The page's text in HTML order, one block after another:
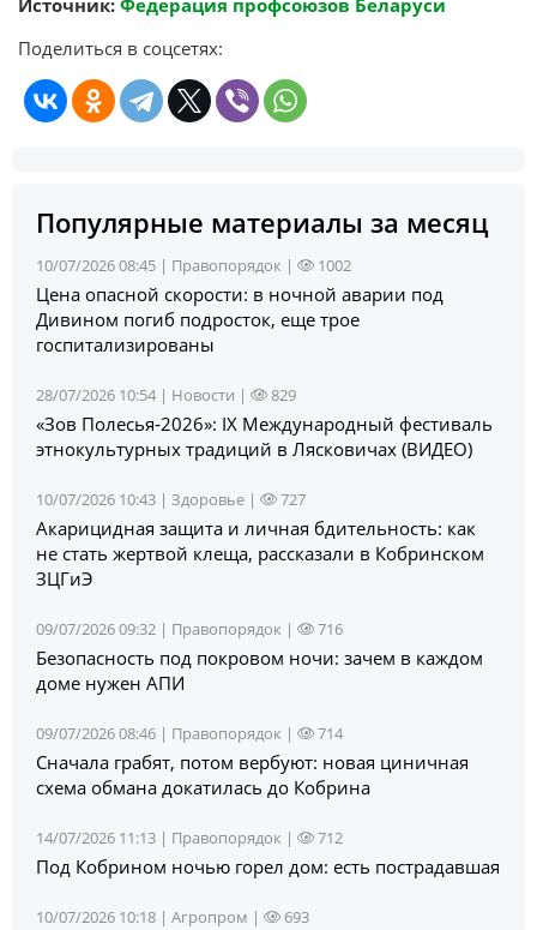
Источник: Федерация профсоюзов Беларуси
Поделиться в соцсетях:
Популярные материалы за месяц
10/07/2026 08:45 | Правопорядок | 1002
Цена опасной скорости: в ночной аварии под
Дивином погиб подросток, еще трое
госпитализированы
28/07/2026 10:54 | Новости | 829
«Зов Полесья‑2026»: IX Международный фестиваль
этнокультурных традиций в Лясковичах (ВИДЕО)
10/07/2026 10:43 | Здоровье | 727
Акарицидная защита и личная бдительность: как
не стать жертвой клеща, рассказали в Кобринском
ЗЦГиЭ
09/07/2026 09:32 | Правопорядок | 716
Безопасность под покровом ночи: зачем в каждом
доме нужен АПИ
09/07/2026 08:46 | Правопорядок | 714
Сначала грабят, потом вербуют: новая циничная
схема обмана докатилась до Кобрина
14/07/2026 11:13 | Правопорядок | 712
Под Кобрином ночью горел дом: есть пострадавшая
10/07/2026 10:18 | Агропром | 693